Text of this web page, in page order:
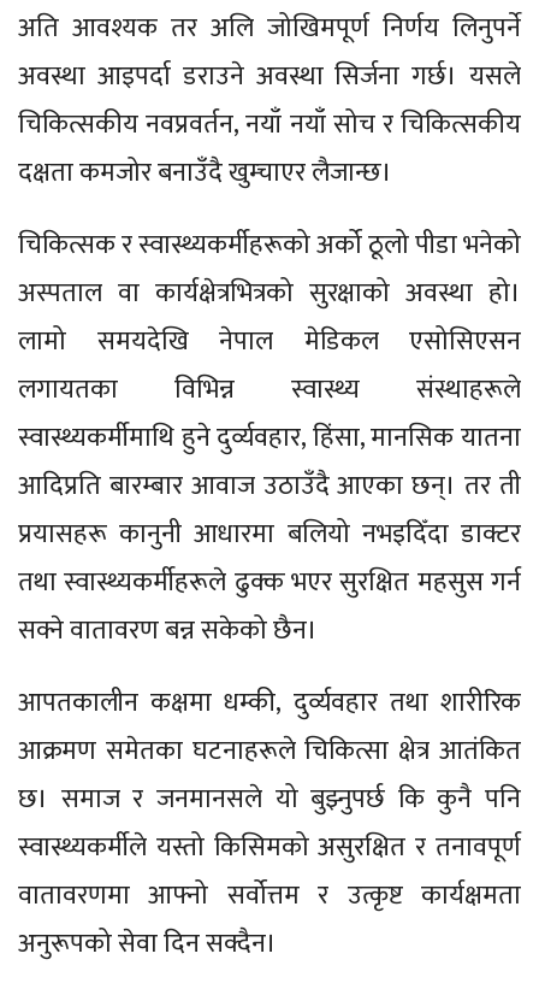
अति आवश्यक तर अलि जोखिमपूर्ण निर्णय लिनुपर्ने
अवस्था आइपर्दा डराउने अवस्था सिर्जना गर्छ। यसले
चिकित्सकीय नवप्रवर्तन, नयाँ नयाँ सोच र चिकित्सकीय
दक्षता कमजोर बनाउँदै खुम्चाएर लैजान्छ।
चिकित्सक र स्वास्थ्यकर्मीहरूको अर्को ठूलो पीडा भनेको
अस्पताल वा कार्यक्षेत्रभित्रको सुरक्षाको अवस्था हो।
लामो समयदेखि नेपाल मेडिकल एसोसिएसन
लगायतका विभिन्न स्वास्थ्य संस्थाहरूले
स्वास्थ्यकर्मीमाथि हुने दुर्व्यवहार, हिंसा, मानसिक यातना
आदिप्रति बारम्बार आवाज उठाउँदै आएका छन्। तर ती
प्रयासहरू कानुनी आधारमा बलियो नभइदिँदा डाक्टर
तथा स्वास्थ्यकर्मीहरूले ढुक्क भएर सुरक्षित महसुस गर्न
सक्ने वातावरण बन्न सकेको छैन।
आपतकालीन कक्षमा धम्की, दुर्व्यवहार तथा शारीरिक
आक्रमण समेतका घटनाहरूले चिकित्सा क्षेत्र आतंकित
छ। समाज र जनमानसले यो बुझ्नुपर्छ कि कुनै पनि
स्वास्थ्यकर्मीले यस्तो किसिमको असुरक्षित र तनावपूर्ण
वातावरणमा आफ्नो सर्वोत्तम र उत्कृष्ट कार्यक्षमता
अनुरूपको सेवा दिन सक्दैन।